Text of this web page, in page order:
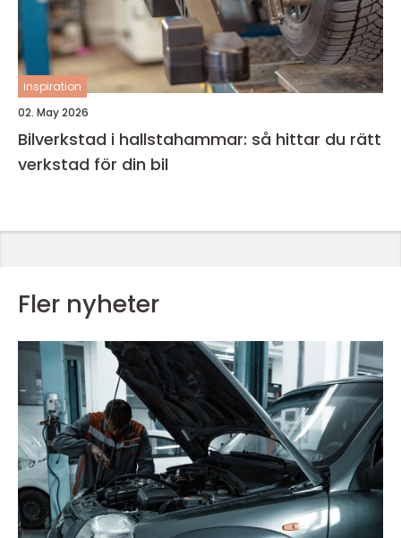
inspiration
02. May 2026
Bilverkstad i hallstahammar: så hittar du rätt
verkstad för din bil
Fler nyheter